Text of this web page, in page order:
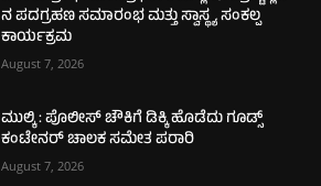
ನ ಪದಗ್ರಹಣ ಸಮಾರಂಭ ಮತ್ತು ಸ್ವಾಸ್ಥ್ಯ ಸಂಕಲ್ಪ
ಕಾರ್ಯಕ್ರಮ
August 7, 2026
ಮುಲ್ಕಿ : ಪೊಲೀಸ್ ಚೌಕಿಗೆ ಡಿಕ್ಕಿ ಹೊಡೆದು ಗೂಡ್ಸ್
ಕಂಟೇನರ್ ಚಾಲಕ ಸಮೇತ ಪರಾರಿ
August 7, 2026